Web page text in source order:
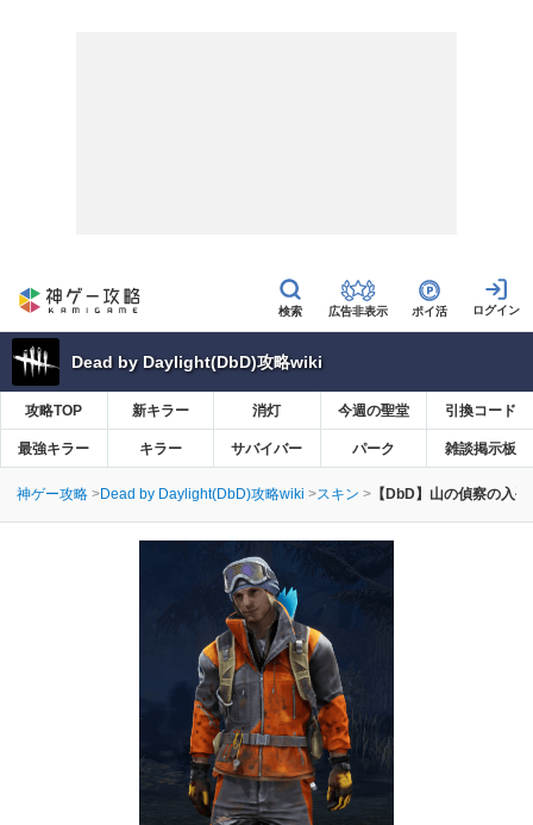
広告非表示 ポイ活
Dead by Daylight(DbD)攻略wiki
攻略TOP 新キラー 消灯 今週の聖堂 引換コード
最強キラー キラー サバイバー パーク 雑談掲示板
神ゲー攻略 Dead by Daylight(DbD)攻略wiki スキン 【DbD】山の偵察の入